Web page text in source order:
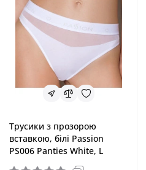
Трусики з прозорою
вставкою, білі Passion
PS006 Panties White, L